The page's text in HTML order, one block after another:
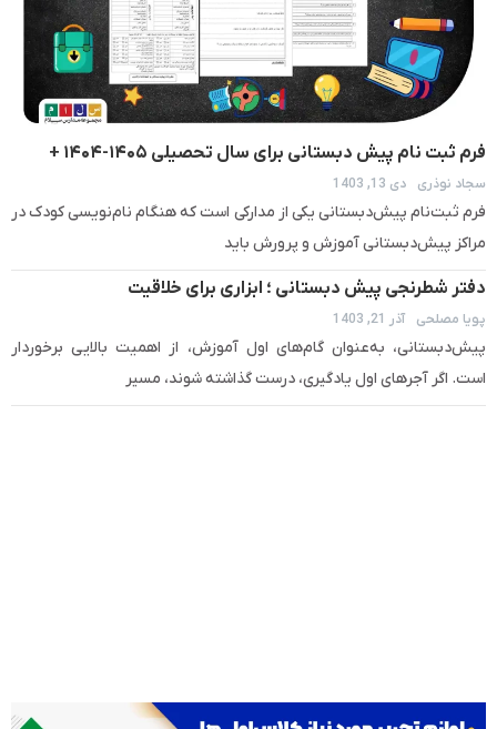
فرم ثبت نام پیش دبستانی برای سال تحصیلی ۱۴۰۵-۱۴۰۴ +
دانلود فایل PDF و word
سجاد نوذری دی 13, 1403
فرم ثبت‌نام پیش‌دبستانی یکی از مدارکی است که هنگام نام‌نویسی کودک در
مراکز پیش‌دبستانی آموزش و پرورش باید
دفتر شطرنجی پیش‌ دبستانی ؛ ابزاری برای خلاقیت
پویا مصلحی آذر 21, 1403
پیش‌دبستانی، به‌عنوان گام‌های اول آموزش، از اهمیت بالایی برخوردار
است. اگر آجرهای اول یادگیری، درست گذاشته شوند، مسیر